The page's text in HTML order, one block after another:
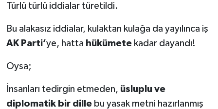
Türlü türlü iddialar türetildi.
Bu alakasız iddialar, kulaktan kulağa da yayılınca iş
AK Parti’ye, hatta hükümetekadar dayandı!
Oysa;
İnsanları tedirgin etmeden, üsluplu ve
diplomatik bir dillebu yasak metni hazırlanmış